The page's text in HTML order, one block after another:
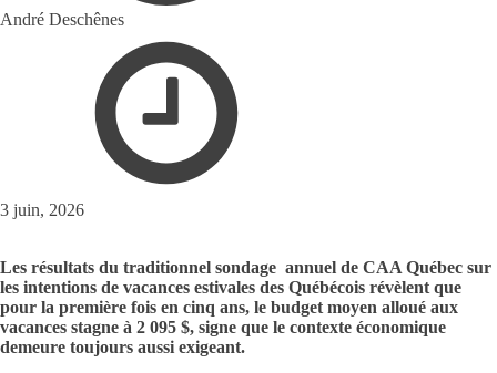
André Deschênes
3 juin, 2026
Les résultats du traditionnel sondage annuel de CAA Québec sur
les intentions de vacances estivales des Québécois révèlent que
pour la première fois en cinq ans, le budget moyen alloué aux
vacances stagne à 2 095 $, signe que le contexte économique
demeure toujours aussi exigeant.